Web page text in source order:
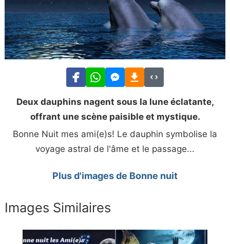
Deux dauphins nagent sous la lune éclatante,
offrant une scène paisible et mystique.
Bonne Nuit mes ami(e)s! Le dauphin symbolise la
voyage astral de l'âme et le passage...
Plus d'images de Bonne nuit
Images Similaires